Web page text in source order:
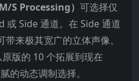
S Processing） 可选择仅
或 Side 通道。在 Side 通道
带来极其宽广的立体声像。
原版的 10 个拓展到现在
的动态调制选择。